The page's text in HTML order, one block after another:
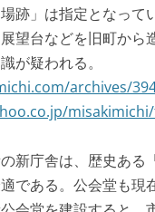
跡」は指定となって
望台などを旧町から
が疑われる。
archives/
新庁舎は、歴史ある
である。公会堂も現